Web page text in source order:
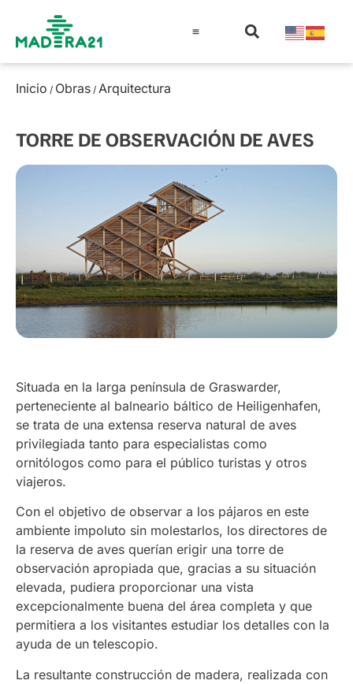
Inicio / Obras / Arquitectura
TORRE DE OBSERVACIÓN DE AVES
Situada en la larga península de Graswarder,
perteneciente al balneario báltico de Heiligenhafen,
se trata de una extensa reserva natural de aves
privilegiada tanto para especialistas como
ornitólogos como para el público turistas y otros
viajeros.
Con el objetivo de observar a los pájaros en este
ambiente impoluto sin molestarlos, los directores de
la reserva de aves querían erigir una torre de
observación apropiada que, gracias a su situación
elevada, pudiera proporcionar una vista
excepcionalmente buena del área completa y que
permitiera a los visitantes estudiar los detalles con la
ayuda de un telescopio.
La resultante construcción de madera, realizada con